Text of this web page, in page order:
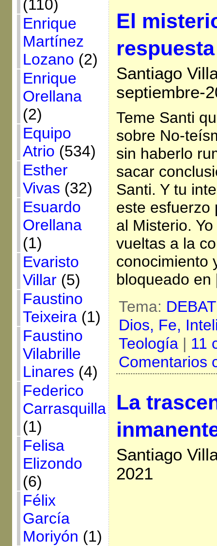
(110)
Enrique
Martínez
Lozano (2)
Enrique
Orellana
(2)
Equipo
Atrio (534)
Esther
Vivas (32)
Esuardo
Orellana
(1)
Evaristo
Villar(5)
Faustino
Teixeira(1)
Faustino
Vilabrille
Linares (4)
Federico
Carrasquilla
(1)
Felisa
Elizondo
(6)
Félix
García
Moriyón (1)
El
Santiago
septiembre-
Teme Santi
sobre No-
sin haberlo
sacar
Santi. Y tu
este esfuerzo
al Misterio.
vueltas a la
conocimiento
bloqueado
Tema:
Dios, Fe,
Teología| 11
Comentarios
La
Santiago
2021